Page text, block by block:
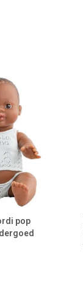
ondergoed
pop